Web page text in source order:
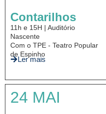
Contarilhos
11h e 15H | Auditório
Nascente
Com o TPE - Teatro Popular
de Espinho
Ler mais
24 MAI